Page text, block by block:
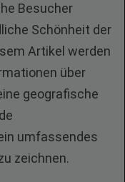
Besucher
Schönheit der
Artikel werden
über
geografische
umfassendes
zeichnen.